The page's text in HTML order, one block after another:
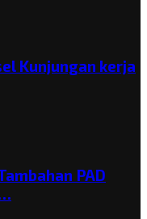
Kunjungan kerja
PAD